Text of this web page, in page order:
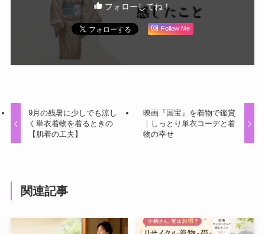
フォローしてね！
Follow Me
9月の残暑に少しでも涼し
く単衣着物を着るときの
【肌着の工夫】
映画『国宝』を着物で鑑賞
｜しっとり単衣コーデと着
物の幸せ
関連記事